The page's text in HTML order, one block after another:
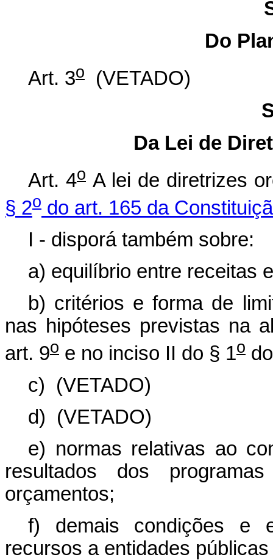
Do
Art. 3o
(VETADO)
Da Lei de
Art. 4o A lei de diretrizes
§ 2o do art. 165 da
I - disporá também sobre:
a) equilíbrio entre receitas
b) critérios e forma de
nas hipóteses previstas na
art. 9o e no inciso II do § 1o
c)
(VETADO)
d)
(VETADO)
e) normas relativas ao
resultados dos
orçamentos;
f) demais condições e
recursos a entidades